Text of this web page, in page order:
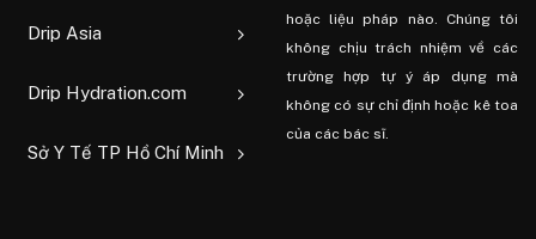
Drip Asia
Drip Hydration.com
Sở Y Tế TP Hồ Chí Minh
hoặc liệu pháp nào. Chúng tôi
không chịu trách nhiệm về các
trường hợp tự ý áp dụng mà
không có sự chỉ định hoặc kê toa
của các bác sĩ.